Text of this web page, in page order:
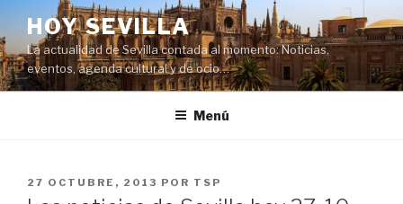
contenido
HOY SEVILLA
La actualidad de Sevilla contada al momento: Noticias,
eventos, agenda cultural y de ocio…
Menú
PUBLICADO
EL
27 OCTUBRE, 2013 POR TSP